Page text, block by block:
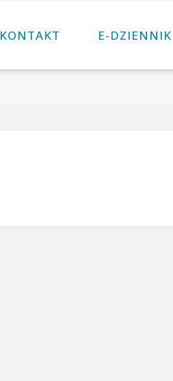
KONTAKT E-DZIENNIK